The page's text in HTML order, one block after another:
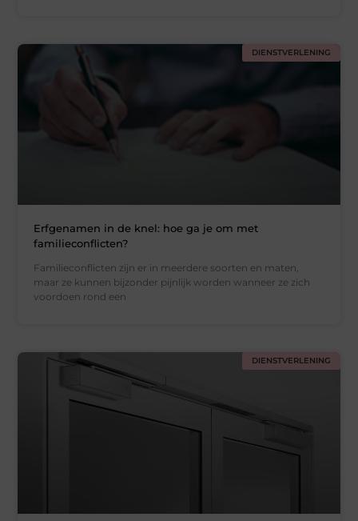
DIENSTVERLENING
Erfgenamen in de knel: hoe ga je om met
familieconflicten?
Familieconflicten zijn er in meerdere soorten en maten,
maar ze kunnen bijzonder pijnlijk worden wanneer ze zich
voordoen rond een
DIENSTVERLENING